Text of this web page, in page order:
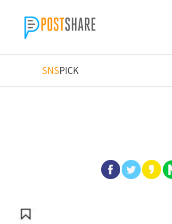
SNSPICK